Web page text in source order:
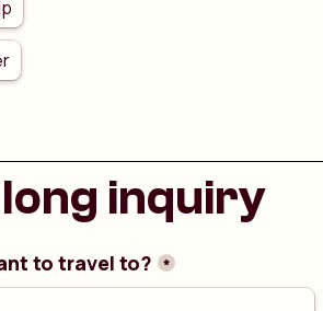
inquiry